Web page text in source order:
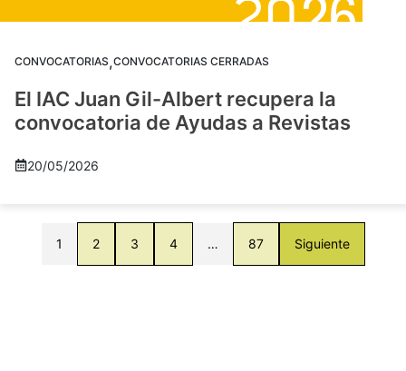
CONVOCATORIAS,CONVOCATORIAS CERRADAS
El IAC Juan Gil-Albert recupera la
convocatoria de Ayudas a Revistas
20/05/2026
1 2 3 4 … 87 Siguiente